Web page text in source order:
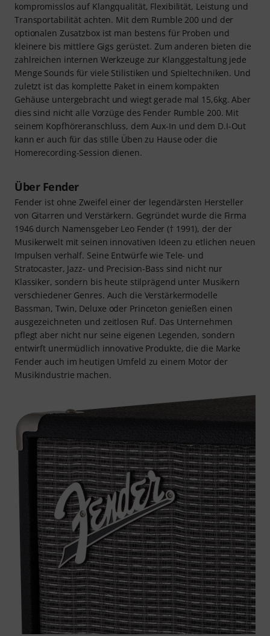
kompromisslos auf Klangqualität, Flexibilität, Leistung und
Transportabilität achten. Mit dem Rumble 200 und der
optionalen Zusatzbox ist man bestens für Proben und
kleinere bis mittlere Gigs gerüstet. Zum anderen bieten die
zahlreichen internen Werkzeuge zur Klanggestaltung jede
Menge Sounds für viele Stilistiken und Spieltechniken. Und
zuletzt ist das komplette Paket in einem kompakten
Gehäuse untergebracht und wiegt gerade mal 15,6kg. Aber
dies sind nicht alle Vorzüge des Fender Rumble 200. Mit
seinem Kopfhöreranschluss, dem Aux-In und dem D.I-Out
kann er auch für das stille Üben zu Hause oder die
Homerecording-Session dienen.
Über Fender
Fender ist ohne Zweifel einer der legendärsten Hersteller
von Gitarren und Verstärkern. Gegründet wurde die Firma
1946 durch Namensgeber Leo Fender († 1991), der der
Musikerwelt mit seinen innovativen Ideen zu etlichen neuen
Impulsen verhalf. Seine Entwürfe wie Tele- und
Stratocaster, Jazz- und Precision-Bass sind nicht nur
Klassiker, sondern bis heute stilprägend unter Musikern
verschiedener Genres. Auch die Verstärkermodelle
Bassman, Twin, Deluxe oder Princeton genießen einen
ausgezeichneten und zeitlosen Ruf. Das Unternehmen
pflegt aber nicht nur seine eigenen Legenden, sondern
entwirft unermüdlich innovative Produkte, die die Marke
Fender auch im heutigen Umfeld zu einem Motor der
Musikindustrie machen.